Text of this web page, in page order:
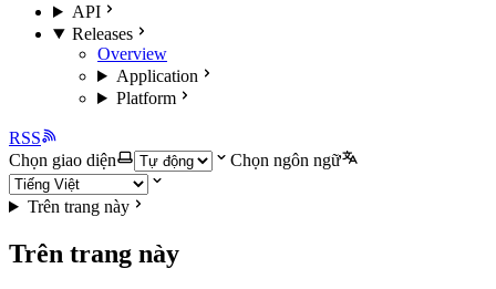
API
Releases
Overview
Application
Platform
RSS
Chọn giao diện
Chọn ngôn ngữ
Trên trang này
Trên trang này